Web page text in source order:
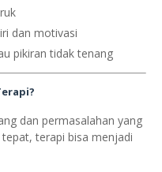
dan motivasi
pikiran tidak tenang
dan permasalahan yang
terapi bisa menjadi